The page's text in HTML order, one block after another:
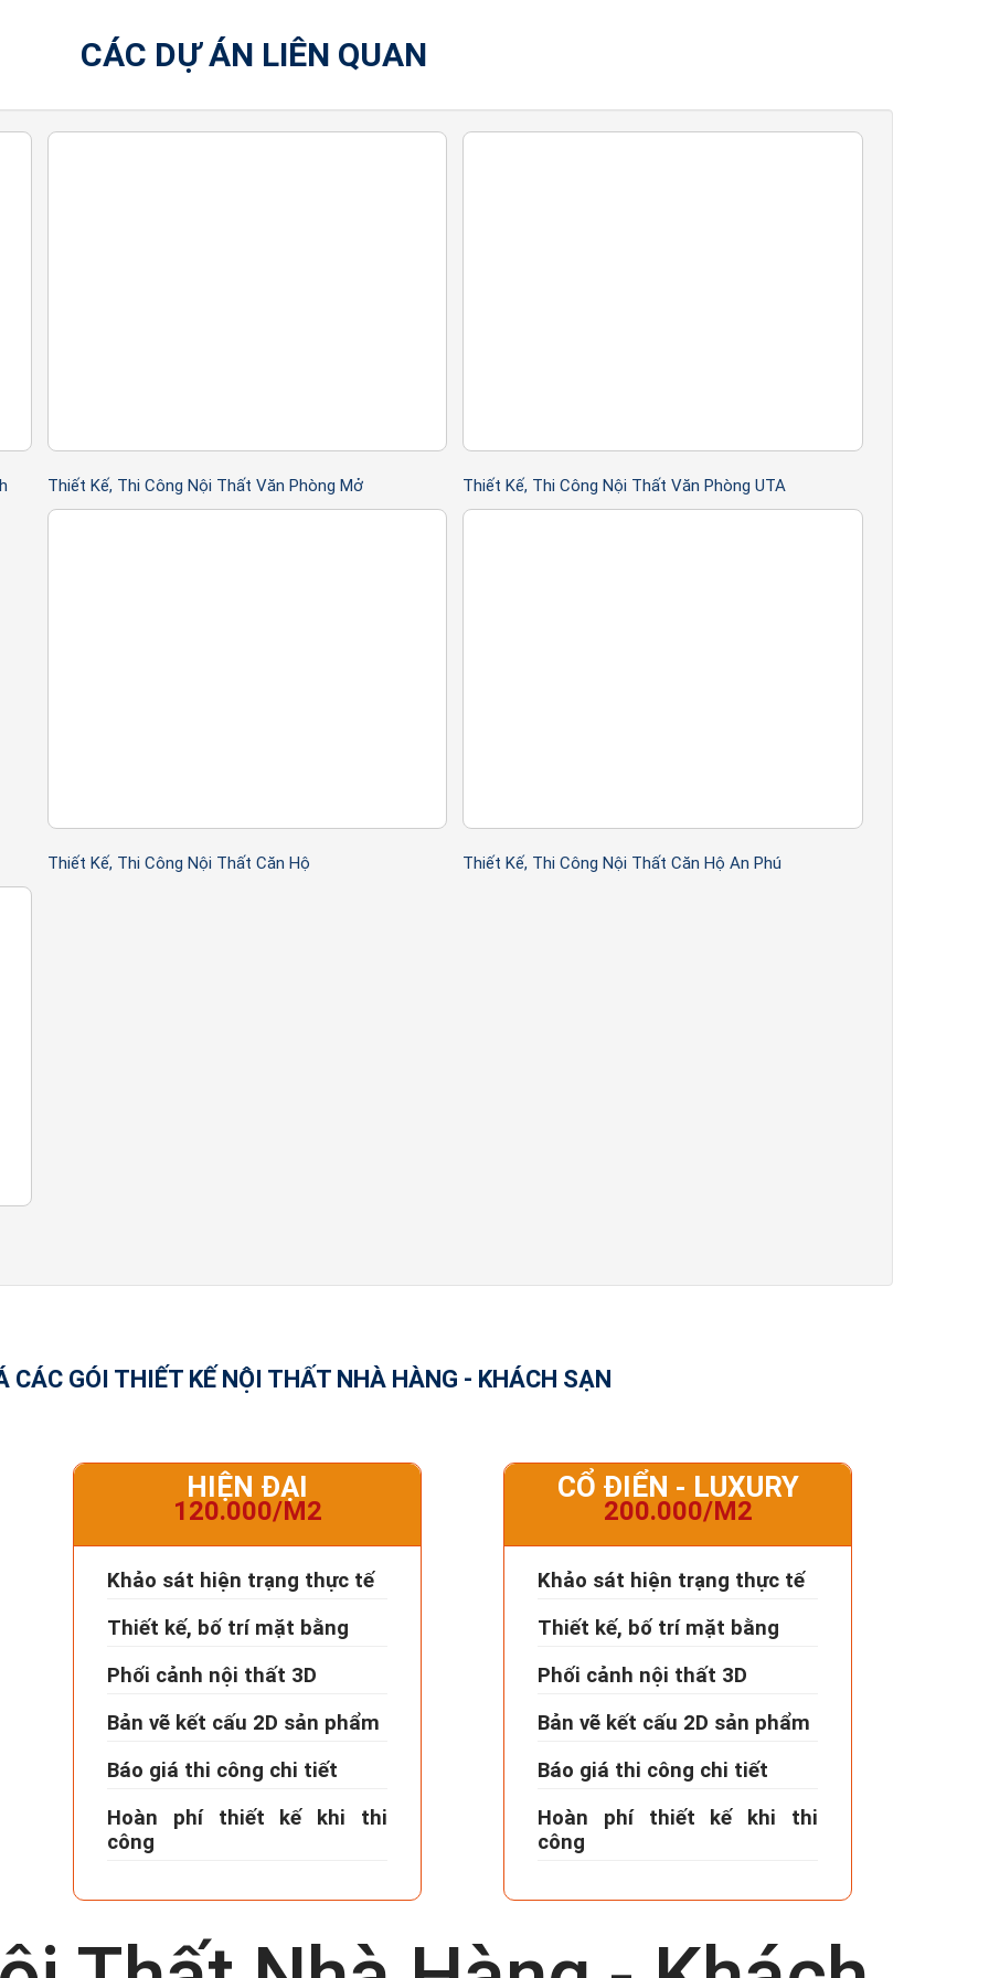
những hạng mục nội thất bạn cần thiết kế thi công cho căn hộ của mình và giới thiệu sơ bộ
CÁC DỰ ÁN LIÊN QUAN
Thiết Kế, Thi Công Nội Thất Văn Phòng Mở Thiết Kế, Thi Công Nội Thất Văn Phòng UTA
Thiết Kế, Thi Công Nội Thất Căn Hộ Thiết Kế, Thi Công Nội Thất Căn Hộ An Phú
CÁC GÓI THIẾT KẾ NỘI THẤT NHÀ HÀNG - KHÁCH SẠN
HIỆN ĐẠI
120.000/M2
Khảo sát hiện trạng thực tế
Thiết kế, bố trí mặt bằng
Phối cảnh nội thất 3D
Bản vẽ kết cấu 2D sản phẩm
Báo giá thi công chi tiết
Hoàn phí thiết kế khi thi
công
CỔ ĐIỂN - LUXURY
200.000/M2
Khảo sát hiện trạng thực tế
Thiết kế, bố trí mặt bằng
Phối cảnh nội thất 3D
Bản vẽ kết cấu 2D sản phẩm
Báo giá thi công chi tiết
Hoàn phí thiết kế khi thi
công